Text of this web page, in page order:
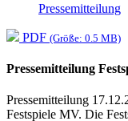
Pressemitteilung
PDF (Größe: 0.5 MB)
Pressemitteilung
Pressemitteilung
Festspiele MV. Die